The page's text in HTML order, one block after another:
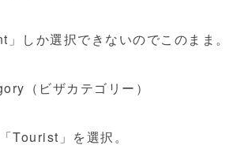
しか選択できないのでこのまま。
（ビザカテゴリー）
Tourist」を選択。